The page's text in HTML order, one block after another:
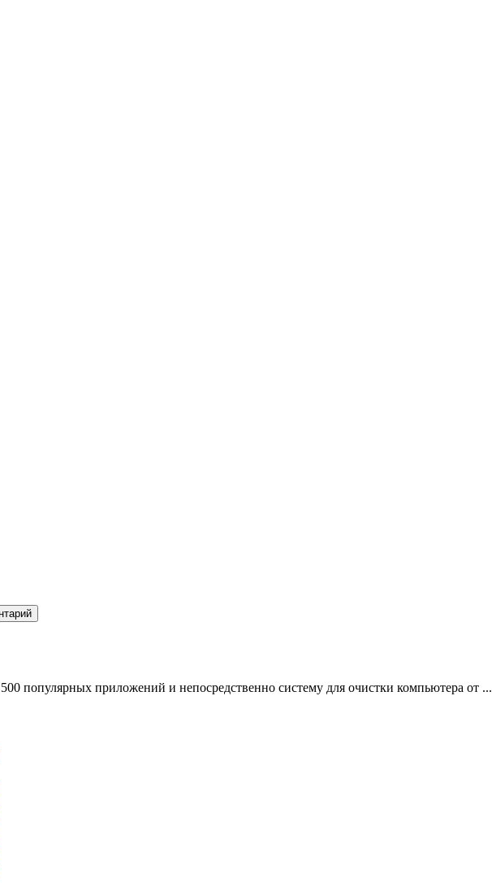
популярных приложений и непосредственно систему для очистки компьютера от ...